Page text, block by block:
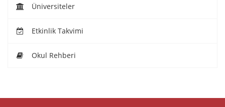
Üniversiteler
Etkinlik Takvimi
Okul Rehberi